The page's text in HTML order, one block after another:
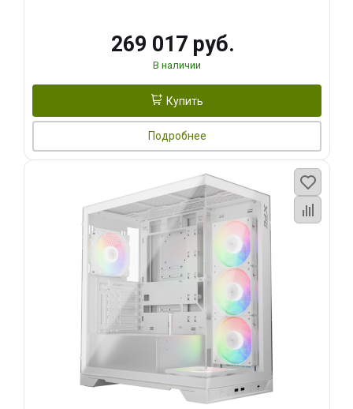
269 017 руб.
В наличии
Купить
Подробнее